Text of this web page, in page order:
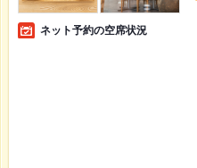
ネット予約の空席状況